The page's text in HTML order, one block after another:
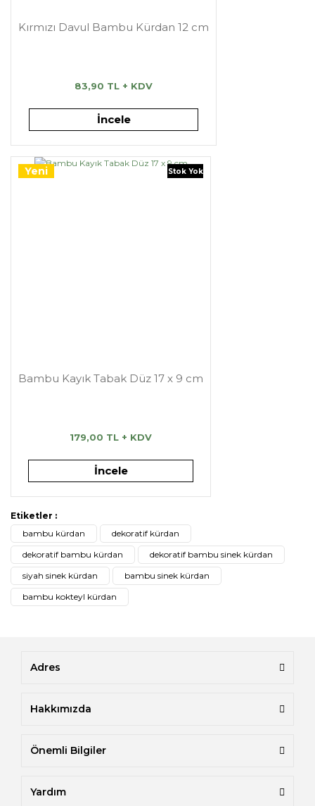
Kırmızı Davul Bambu Kürdan 12 cm
83,90 TL + KDV
İncele
Yeni Stok Yok
Bambu Kayık Tabak Düz 17 x 9 cm
179,00 TL + KDV
İncele
Etiketler :
bambu kürdan
dekoratif kürdan
dekoratif bambu kürdan
dekoratif bambu sinek kürdan
siyah sinek kürdan
bambu sinek kürdan
bambu kokteyl kürdan
Adres
Hakkımızda
Önemli Bilgiler
Yardım